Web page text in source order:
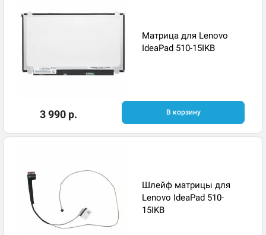
Матрица для Lenovo
IdeaPad 510-15IKB
3 990 р. В корзину
Шлейф матрицы для
Lenovo IdeaPad 510-
15IKB